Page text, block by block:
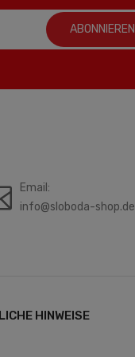
ABONNIEREN
Email:
info@sloboda-shop.de
HINWEISE